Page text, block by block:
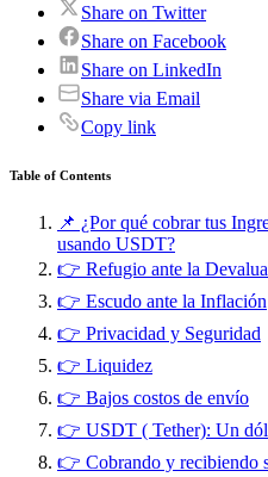
Share on Twitter
Share on Facebook
Share on LinkedIn
Share via Email
Copy link
Table of Contents
📌 ¿Por qué cobrar tus
usando USDT?
👉 Refugio ante la
👉 Escudo ante la Inflación
👉 Privacidad y Seguridad
👉 Liquidez
👉 Bajos costos de envío
👉 USDT ( Tether): Un
👉 Cobrando y recibiendo